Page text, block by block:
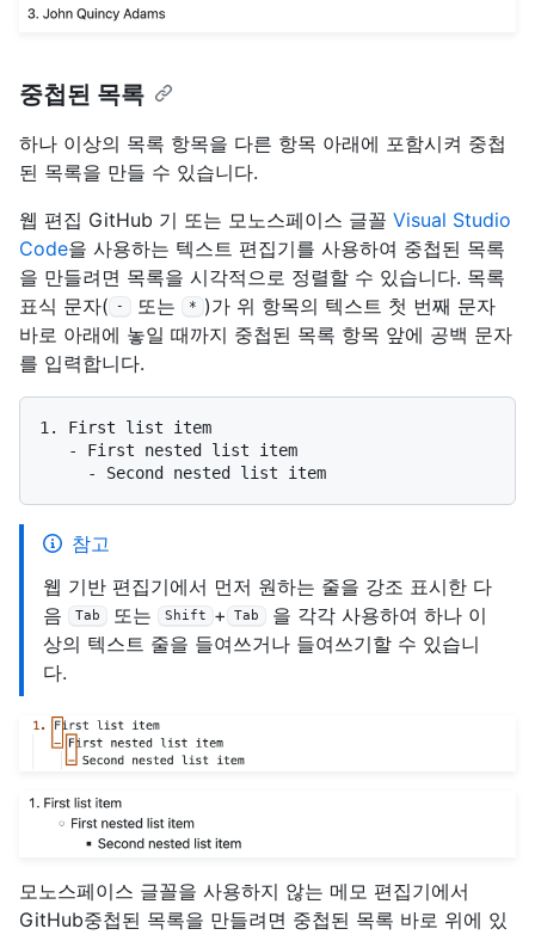
중첩된 목록
하나 이상의 목록 항목을 다른 항목 아래에 포함시켜 중첩
된 목록을 만들 수 있습니다.
웹 편집 GitHub 기 또는 모노스페이스 글꼴 Visual Studio
Code을 사용하는 텍스트 편집기를 사용하여 중첩된 목록
을 만들려면 목록을 시각적으로 정렬할 수 있습니다. 목록
표식 문자(
- 또는 *
)가 위 항목의 텍스트 첫 번째 문자
바로 아래에 놓일 때까지 중첩된 목록 항목 앞에 공백 문자
를 입력합니다.
1.
   -
     -
참고
웹 기반 편집기에서 먼저 원하는 줄을 강조 표시한 다
음
Tab 또는 Shift + Tab
을 각각 사용하여 하나 이
상의 텍스트 줄을 들여쓰거나 들여쓰기할 수 있습니
다.
모노스페이스 글꼴을 사용하지 않는 메모 편집기에서
GitHub중첩된 목록을 만들려면 중첩된 목록 바로 위에 있